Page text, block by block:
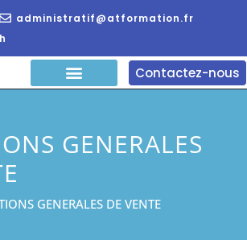
administratif@atformation.fr
Contactez-nous
GENERALES
GENERALES DE VENTE